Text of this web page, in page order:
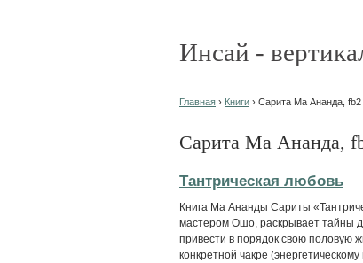
Инсай -
Главная › Книги › Сарита Ма Ананда, fb2
Сарита Ма Ананда,
Тантрическая любовь
Книга Ма Ананды Сариты
мастером Ошо, раскрывает тайны
привести в порядок свою половую
конкретной чакре (энергетическому